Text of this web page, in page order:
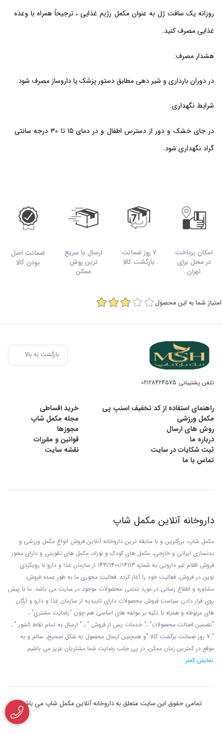
روزانه یک سافت ژل به عنوان مکمل رژیم غذایی ، ترجیحاً همراه با وعده
غذایی مصرف کنید.
هشدار مصرف:
در دوران بارداری و شیر دهی مطابق دستور پزشک یا داروساز مصرف شود.
شرایط نگهداری:
در جای خشک و دور از دسترس اطفال و در دمای 15 تا 30 درجه سانتی
گراد نگهداری شود.
امکان پرداخت
در محل برای
تهران
7 روز ضمانت
بازگشت کالا
ارسال با سریع
ترین روش
ممکن
ضمانت اصل
بودن کالا
امتیاز شما به این محصول
بازگشت به بالا
تلفن پشتیبانی 02128424575
راهنمای استفاده از کد تخفیف اسنپ پی
خرید اقساطی
مکمل ورزشی
مجله مکمل شاپ
روش های ارسال
مجوزها
درباره ما
قوانین و مقررات
ثبت شکایات در سایت
نقشه سایت
تماس با ما
داروخانه آنلاین مکمل شاپ
مکمل شاپ، بزرگترین و با سابقه ترین داروخانه آنلاین فروش انواع مکمل ورزشی و
بدنسازی ایرانی و خارجی، مکمل های کودک و نوزاد، مکمل های تقویتی و دارای مجوز
فروش اقلام غیر دارویی به شماره 143/1400/14113 از
سازمان غذا و دارو با رويکردی
نوين در فروش، فعاليت خود را آغاز کرده. فعاليت محوری ما به طور عمده فروش،
مشاوره و اطلاع رسانی در مورد تمامی محصولات موجود در سایت می باشد. ما با پيش
روی قرار دادن سياست فروش محصولات دارای تاييديه از سازمان غذا و دارو و ارگان
های مربوطه و همراه با تکيه بر مولفه های اساسی هم چون “رضايت مشتري” ،
"تضمين اصالت محصولات" ،" خدمات پس از فروش " ، " ارسال به تمام نقاط کشور " ،
" 7 روز ضمانت برگشت کالا "و همچنين ارسال محصول به شکل صحيح، سالم و به
موقع در کمترين زمان ممکن، در پی جلب رضايت شما مشتريان عزیز می باشيم.
نمایش کمتر
تمامی حقوق این سایت متعلق به داروخانه آنلاین مکمل شاپ می باشد